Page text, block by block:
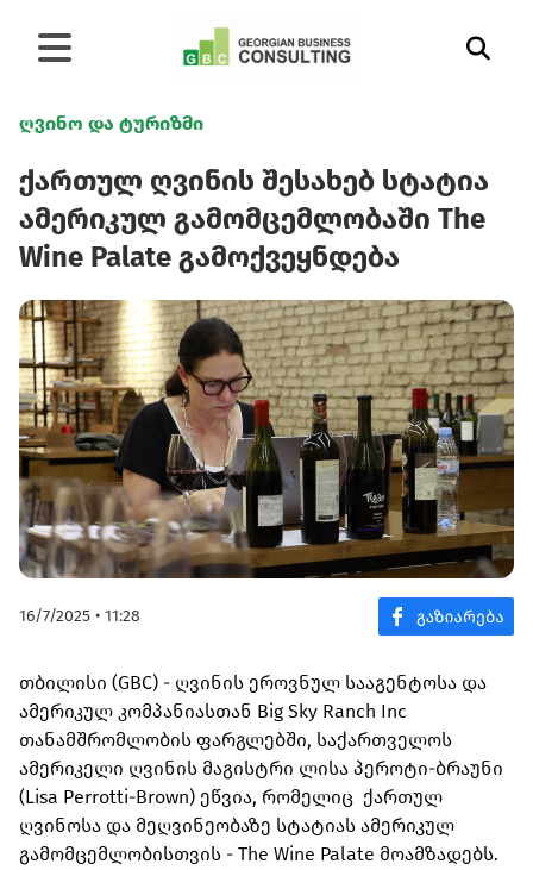
ღვინო და ტურიზმი
ქართულ ღვინის შესახებ სტატია
ამერიკულ გამომცემლობაში The
Wine Palate გამოქვეყნდება
16/7/2025 • 11:28
თბილისი (GBC) - ღვინის ეროვნულ სააგენტოსა და
ამერიკულ კომპანიასთან Big Sky Ranch Inc
თანამშრომლობის ფარგლებში, საქართველოს
ამერიკელი ღვინის მაგისტრი ლისა პეროტი-ბრაუნი
(Lisa Perrotti-Brown) ეწვია, რომელიც ქართულ
ღვინოსა და მეღვინეობაზე სტატიას ამერიკულ
გამომცემლობისთვის - The Wine Palate მოამზადებს.